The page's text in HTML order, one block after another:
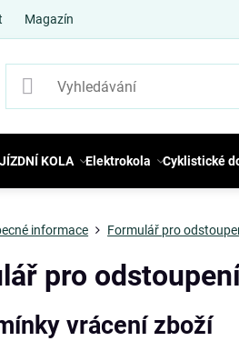
Magazín
JÍZDNÍ KOLA Elektrokola Cyklistické
informace Formulář pro
pro
vrácení zboží